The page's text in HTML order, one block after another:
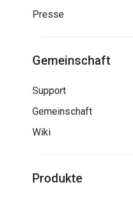
Presse
Gemeinschaft
Support
Gemeinschaft
Wiki
Produkte